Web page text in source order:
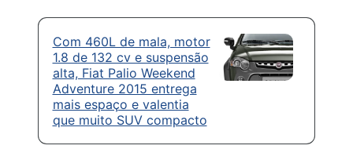
Com 460L de mala, motor
1.8 de 132 cv e suspensão
alta, Fiat Palio Weekend
Adventure 2015 entrega
mais espaço e valentia
que muito SUV compacto